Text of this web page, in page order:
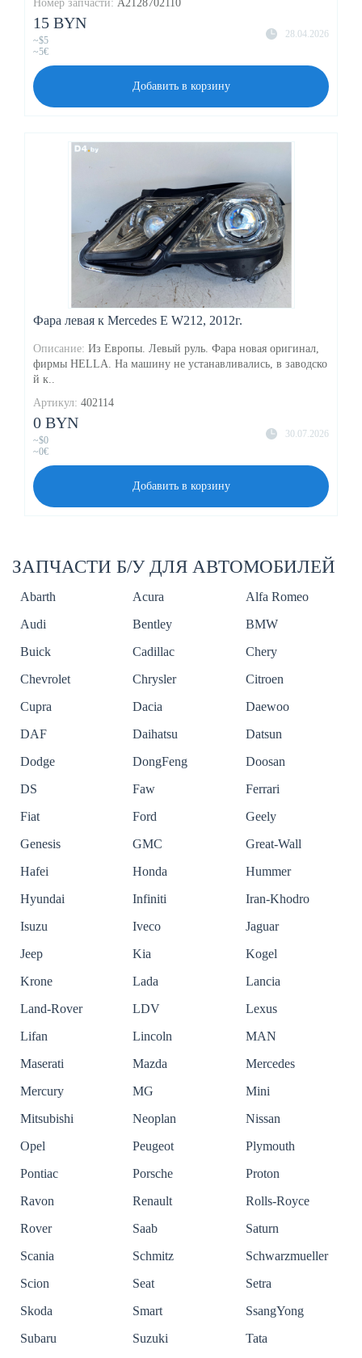
Номер запчасти: A2128702110
28.04.2026
15 BYN
~$5
~5€
Добавить в корзину
Фара левая к Mercedes E W212, 2012г.
Описание: Из Европы. Левый руль. Фара новая оригинал,
фирмы HELLA. На машину не устанавливались, в заводско
й к..
Артикул: 402114
30.07.2026
0 BYN
~$0
~0€
Добавить в корзину
ЗАПЧАСТИ Б/У ДЛЯ АВТОМОБИЛЕЙ
Abarth Acura
Alfa Romeo
Audi
Bentley
BMW
Buick
Cadillac
Chery
Chevrolet
Chrysler
Citroen
Cupra
Dacia
Daewoo
DAF
Daihatsu
Datsun
Dodge
DongFeng
Doosan
DS
Faw
Ferrari
Fiat
Ford
Geely
Genesis
GMC
Great-Wall
Hafei
Honda
Hummer
Hyundai
Infiniti
Iran-Khodro
Isuzu
Iveco
Jaguar
Jeep
Kia
Kogel
Krone
Lada
Lancia
Land-Rover
LDV
Lexus
Lifan
Lincoln
MAN
Maserati
Mazda
Mercedes
Mercury
MG
Mini
Mitsubishi
Neoplan
Nissan
Opel
Peugeot
Plymouth
Pontiac
Porsche
Proton
Ravon
Renault
Rolls-Royce
Rover
Saab
Saturn
Scania
Schmitz
Schwarzmueller
Scion
Seat
Setra
Skoda
Smart
SsangYong
Subaru
Suzuki
Tata